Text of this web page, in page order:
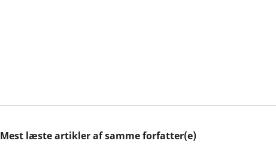
Mest læste artikler af samme forfatter(e)